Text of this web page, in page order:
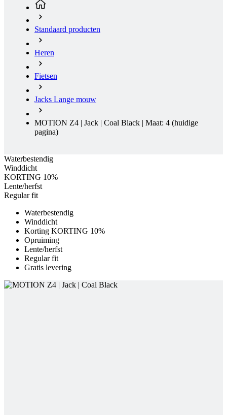
Standaard producten
Heren
Fietsen
Jacks Lange mouw
MOTION Z4 | Jack | Coal Black | Maat: 4 (huidige
pagina)
Waterbestendig
Winddicht
KORTING 10%
Lente/herfst
Regular fit
Waterbestendig
Winddicht
Korting KORTING 10%
Opruiming
Lente/herfst
Regular fit
Gratis levering